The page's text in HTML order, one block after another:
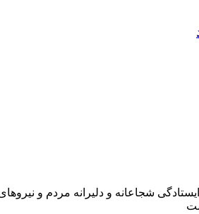
شجاعانه و دلیرانه مردم و